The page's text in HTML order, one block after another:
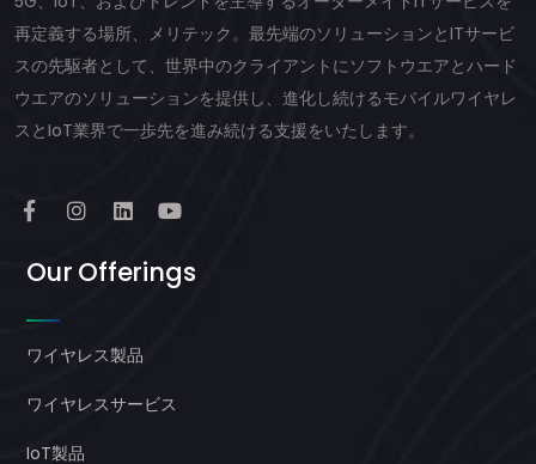
再定義する場所、メリテック。最先端のソリューションとITサービ
スの先駆者として、世界中のクライアントにソフトウエアとハード
ウエアのソリューションを提供し、進化し続けるモバイルワイヤレ
スとIoT業界で一歩先を進み続ける支援をいたします。
Our Offerings
ワイヤレス製品
ワイヤレスサービス
IoT製品